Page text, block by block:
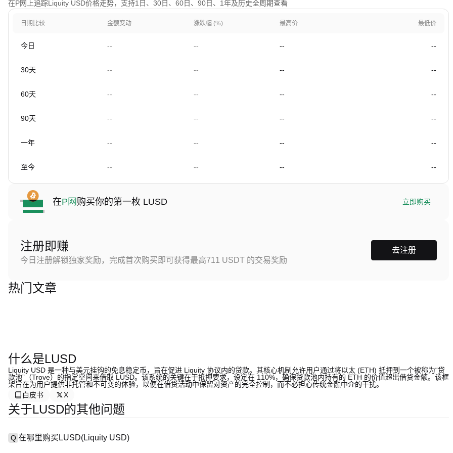
在P网上追踪Liquity USD价格走势，支持1日、30日、60日、90日、1年及历史全周期查看
日期比较 金额变动 涨跌幅 (%) 最高价 最低价
今日 -- -- -- --
30天 -- -- -- --
60天 -- -- -- --
90天 -- -- -- --
一年 -- -- -- --
至今 -- -- -- --
在P网 购买你的第一枚 LUSD 立即购买
注册即赚
今日注册解锁独家奖励，完成首次购买即可获得最高711 USDT 的交易奖励
去注册
热门文章
什么是LUSD
Liquity USD 是一种与美元挂钩的免息稳定币，旨在促进 Liquity 协议内的贷款。其核心机制允许用户通过将以太 (ETH) 抵押到一个被称为“贷
款池”（Trove）的指定空间来借取 LUSD。该系统的关键在于抵押要求，设定在 110%，确保贷款池内持有的 ETH 的价值超出借贷金额。该框
架旨在为用户提供非托管和不可变的体验，以便在借贷活动中保留对资产的完全控制，而不必担心传统金融中介的干扰。
白皮书
X
关于LUSD的其他问题
Q 在哪里购买LUSD(Liquity USD)